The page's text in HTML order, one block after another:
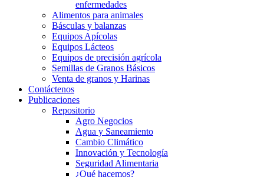
enfermedades
Alimentos para animales
Básculas y balanzas
Equipos Apícolas
Equipos Lácteos
Equipos de precisión agrícola
Semillas de Granos Básicos
Venta de granos y Harinas
Contáctenos
Publicaciones
Repositorio
Agro Negocios
Agua y Saneamiento
Cambio Climático
Innovación y Tecnología
Seguridad Alimentaria
¿Qué hacemos?